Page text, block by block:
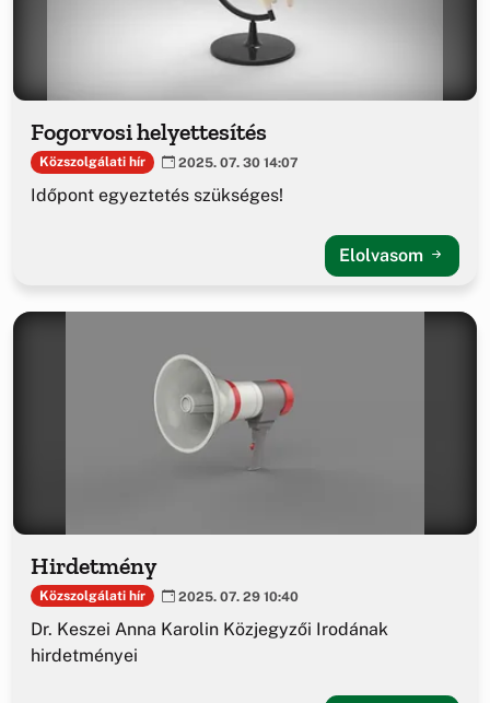
Fogorvosi helyettesítés
Közszolgálati hír 2025. 07. 30 14:07
Időpont egyeztetés szükséges!
Elolvasom
Hirdetmény
Közszolgálati hír 2025. 07. 29 10:40
Dr. Keszei Anna Karolin Közjegyzői Irodának
hirdetményei